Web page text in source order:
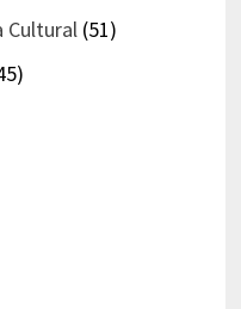
Cultural(51)